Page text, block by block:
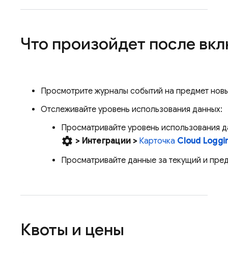
Что произойдет после
Просмотрите журналы событий на предмет
Отслеживайте уровень использования данных:
Просматривайте уровень использования
settings > Интеграции > Карточка Cloud
Просматривайте данные за текущий и
Квоты и цены